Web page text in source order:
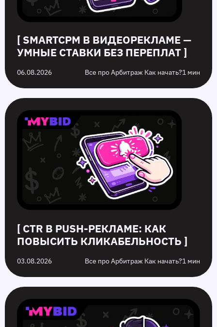
[ SMARTCPM В ВИДЕОРЕКЛАМЕ —
УМНЫЕ СТАВКИ БЕЗ ПЕРЕПЛАТ ]
06.08.2026 Все про Арбитраж Как начать?1 мин
[ CTR В PUSH-РЕКЛАМЕ: КАК
ПОВЫСИТЬ КЛИКАБЕЛЬНОСТЬ ]
03.08.2026 Все про Арбитраж Как начать?1 мин